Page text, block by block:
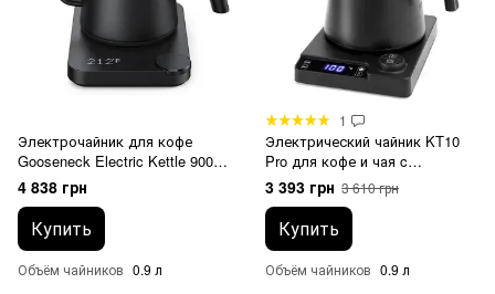
Электрочайник для кофе
Gooseneck Electric Kettle 900
мл
4 838 грн
Купить
Объём чайников 0.9 л
1
Электрический чайник KT10
Pro для кофе и чая c
регулировкой температуры
Черный
3 393 грн 3 610 грн
Купить
Объём чайников 0.9 л